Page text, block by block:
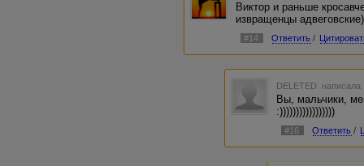
Виктор и раньше
извращенцы
#14 Ответить /
DELETED
Вы, мальчики,
:)))))))))))))))))
#16 Ответить /